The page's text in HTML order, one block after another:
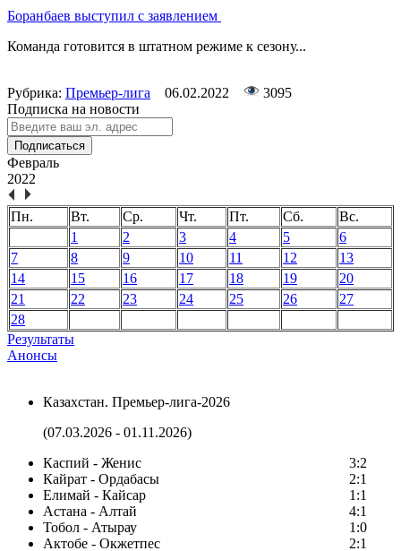
Боранбаев выступил с заявлением
Команда готовится в штатном режиме к сезону...
Рубрика: Премьер-лига 06.02.2022
3095
Подписка на новости
Подписаться
Февраль
2022
Пн. Вт. Ср. Чт. Пт. Сб.
Вс.
1
2 3 4 5
6
7
8 9 10 11 12
13
14
15 16 17 18 19
20
21
22 23 24 25 26
27
28
Результаты
Анонсы
Казахстан. Премьер-лига-2026
(07.03.2026 - 01.11.2026)
Каспий - Женис
3:2
Кайрат - Ордабасы
2:1
Елимай - Кайсар
1:1
Астана - Алтай
4:1
Тобол - Атырау
1:0
Актобе - Окжетпес
2:1